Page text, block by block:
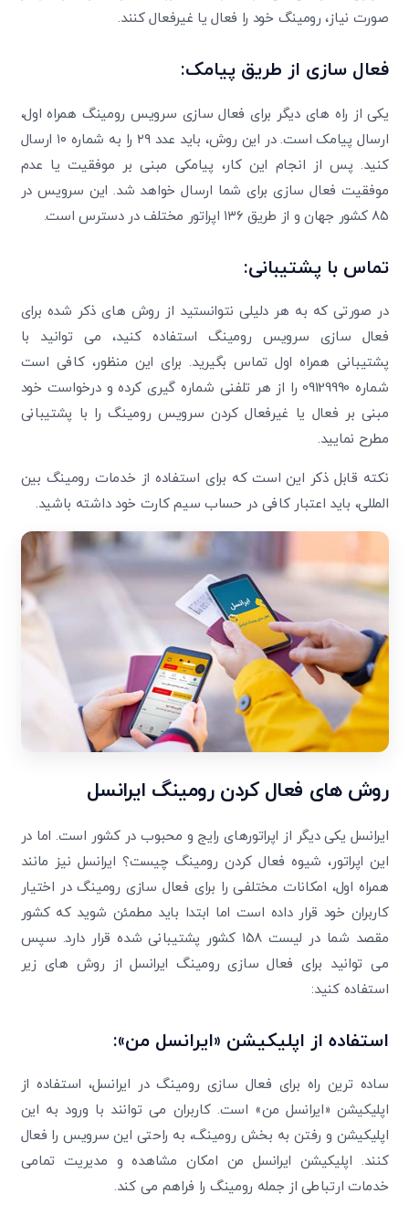
صورت نیاز، رومینگ خود را فعال یا غیرفعال کنند.
فعال سازی از طریق پیامک:
یکی از راه های دیگر برای فعال سازی سرویس رومینگ همراه اول،
ارسال پیامک است. در این روش، باید عدد ۲۹ را به شماره ۱۰ ارسال
کنید. پس از انجام این کار، پیامکی مبنی بر موفقیت یا عدم
موفقیت فعال سازی برای شما ارسال خواهد شد. این سرویس در
۸۵ کشور جهان و از طریق ۱۳۶ اپراتور مختلف در دسترس است.
تماس با پشتیبانی:
در صورتی که به هر دلیلی نتوانستید از روش های ذکر شده برای
فعال سازی سرویس رومینگ استفاده کنید، می توانید با
پشتیبانی همراه اول تماس بگیرید. برای این منظور، کافی است
شماره 09129990 را از هر تلفنی شماره گیری کرده و درخواست خود
مبنی بر فعال یا غیرفعال کردن سرویس رومینگ را با پشتیبانی
مطرح نمایید.
نکته قابل ذکر این است که برای استفاده از خدمات رومینگ بین
المللی، باید اعتبار کافی در حساب سیم کارت خود داشته باشید.
روش ‌های فعال کردن رومینگ ایرانسل
ایرانسل یکی دیگر از اپراتورهای رایج و محبوب در کشور است. اما در
این اپراتور، شیوه فعال کردن رومینگ چیست؟ ایرانسل نیز مانند
همراه اول، امکانات مختلفی را برای فعال سازی رومینگ در اختیار
کاربران خود قرار داده است اما ابتدا باید مطمئن شوید که کشور
مقصد شما در لیست ۱۵۸ کشور پشتیبانی شده قرار دارد. سپس
می توانید برای فعال سازی رومینگ ایرانسل از روش های زیر
استفاده کنید:
استفاده از اپلیکیشن «ایرانسل من»:
ساده ترین راه برای فعال سازی رومینگ در ایرانسل، استفاده از
اپلیکیشن «ایرانسل من» است. کاربران می توانند با ورود به این
اپلیکیشن و رفتن به بخش رومینگ، به راحتی این سرویس را فعال
کنند. اپلیکیشن ایرانسل من امکان مشاهده و مدیریت تمامی
خدمات ارتباطی از جمله رومینگ را فراهم می کند.